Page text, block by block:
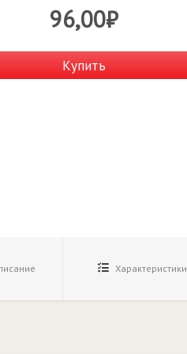
96,00₽
Купить
Характеристики